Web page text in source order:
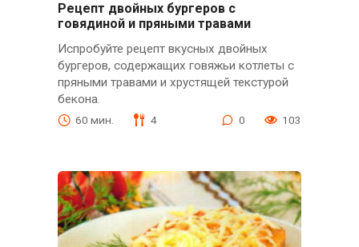
Рецепт двойных бургеров с
говядиной и пряными травами
Испробуйте рецепт вкусных двойных
бургеров, содержащих говяжьи котлеты с
пряными травами и хрустящей текстурой
бекона.
60 мин. 4 0 103